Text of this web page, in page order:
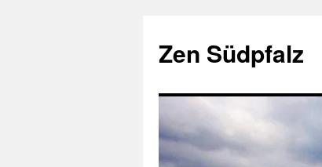
springen
Zen Südpfalz